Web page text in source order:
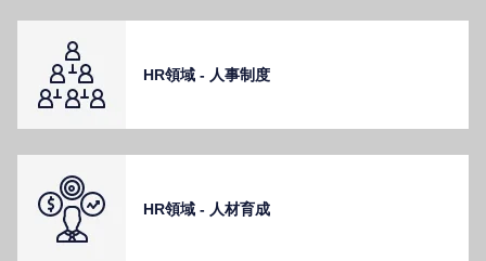
HR領域 - ⼈事制度
HR領域 - ⼈材育成